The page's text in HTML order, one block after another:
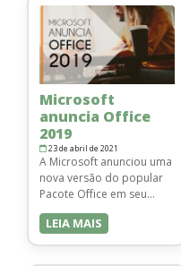
Microsoft
anuncia Office
2019
23 de abril de 2021
A Microsoft anunciou uma
nova versão do popular
Pacote Office em seu
evento Ignite que ocorre
entre 25 e 29 de setembro
em Orlando, na Flórida.
LEIA MAIS